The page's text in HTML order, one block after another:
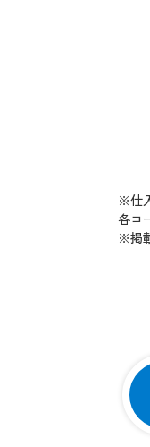
※仕
各コ
※掲